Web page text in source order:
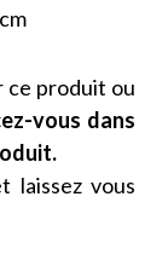
ce produit ou
vous dans
laissez vous